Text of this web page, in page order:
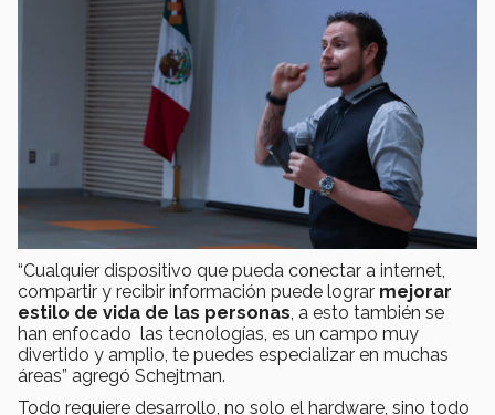
“Cualquier dispositivo que pueda conectar a internet,
compartir y recibir información puede lograr mejorar
estilo de vida de las personas , a esto también se
han enfocado las tecnologías, es un campo muy
divertido y amplio, te puedes especializar en muchas
áreas” agregó Schejtman.
Todo requiere desarrollo, no solo el hardware, sino todo